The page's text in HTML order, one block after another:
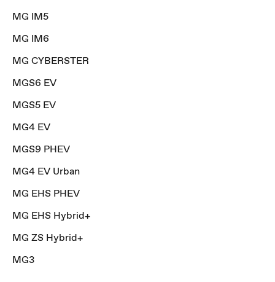
MG IM5
MG IM6
MG CYBERSTER
MGS6 EV
MGS5 EV
MG4 EV
MGS9 PHEV
MG4 EV Urban
MG EHS PHEV
MG EHS Hybrid+
MG ZS Hybrid+
MG3